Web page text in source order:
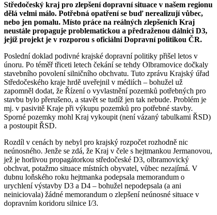
Středočeský kraj pro zlepšení dopravní situace v našem regionu
dělá velmi málo. Potřebná opatření se buď nerealizují vůbec,
nebo jen pomalu. Místo práce na reálných zlepšeních Kraj
neustále propaguje problematickou a předraženou dálnici D3,
jejíž projekt je v rozporou s oficiální Dopravní politikou ČR.
Poslední doklad podivné krajské dopravní politiky přišel letos v
únoru. Po téměř třiceti letech čekání se tehdy Olbramovice dočkaly
stavebního povolení silničního obchvatu. Tuto zprávu Krajský úřad
Středočeského kraje hrdě uveřejnil v médiích – bohužel už
zapomněl dodat, že Řízení o vyvlastnění pozemků potřebných pro
stavbu bylo přerušeno, a stavět se tudíž jen tak nebude. Problém je
mj. v pasivitě Kraje při výkupu pozemků pro potřebné stavby.
Sporné pozemky mohl Kraj vykoupit (není vázaný tabulkami ŘSD)
a postoupit ŘSD.
Rozdíl v cenách by nebyl pro krajský rozpočet rozhodně nic
neúnosného. Jenže se zdá, že Kraj v čele s hejtmankou Jermanovou,
jež je horlivou propagátorkou středočeské D3, olbramovický
obchvat, potažmo situace místních obyvatel, vůbec nezajímá. V
dubnu loňského roku hejtmanka podepsala memorandum o
urychlení výstavby D3 a D4 – bohužel nepodepsala (a ani
neiniciovala) žádné memorandum o zlepšení neúnosné situace v
dopravním koridoru silnice I/3.